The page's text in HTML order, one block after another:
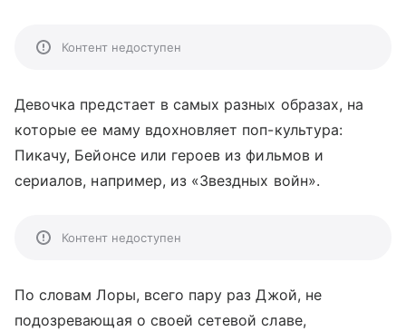
Контент недоступен
Девочка предстает в самых разных образах, на
которые ее маму вдохновляет поп-культура:
Пикачу, Бейонсе или героев из фильмов и
сериалов, например, из «Звездных войн».
Контент недоступен
По словам Лоры, всего пару раз Джой, не
подозревающая о своей сетевой славе,